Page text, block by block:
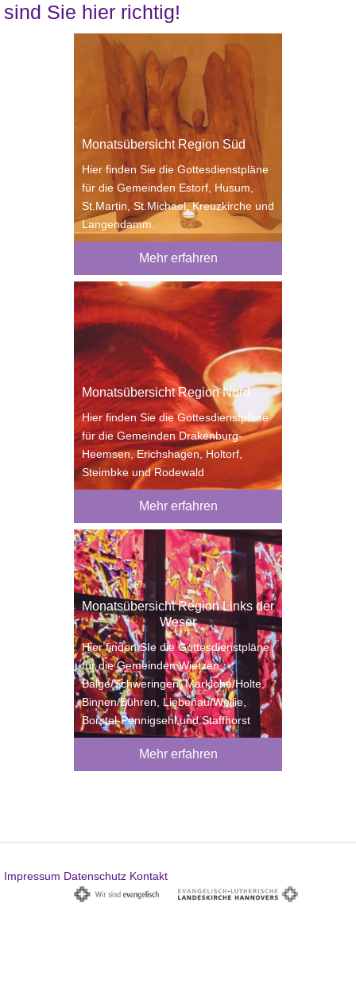
sind Sie hier richtig!
Monatsübersicht Region Süd
Hier finden Sie die Gottesdienstpläne
für die Gemeinden Estorf, Husum,
St.Martin, St.Michael, Kreuzkirche und
Langendamm.
Mehr erfahren
Monatsübersicht Region Nord
Hier finden Sie die Gottesdienstpläne
für die Gemeinden Drakenburg-
Heemsen, Erichshagen, Holtorf,
Steimbke und Rodewald
Mehr erfahren
Monatsübersicht Region Links der
Weser
Hier finden SIe die Gottesdienstpläne
für die Gemeinden Wietzen,
Balge/Schweringen, Marklohe/Holte,
Binnen/Bühren, Liebenau/Wellie,
Borstel-Pennigsehl und Staffhorst
Mehr erfahren
Impressum Datenschutz Kontakt